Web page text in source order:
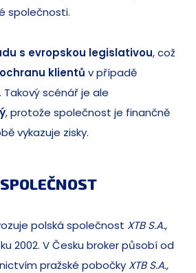
společnosti.
s evropskou legislativou, což
ochranu klientů v případě
scénář je ale
, protože společnost je finančně
vykazuje zisky.
polská společnost XTB S.A.,
2002. V Česku broker působí od
pražské pobočky XTB S.A.,